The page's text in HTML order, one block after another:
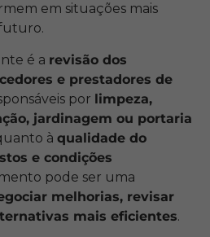
em situações mais
é a revisão dos
e prestadores de
por limpeza,
jardinagem ou portaria
à qualidade do
e condições
pode ser uma
melhorias, revisar
mais eficientes.